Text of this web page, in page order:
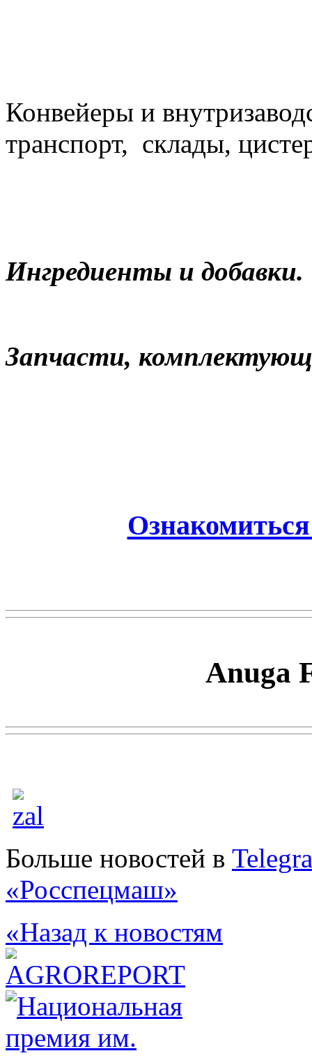
Конвейеры и
транспорт, склады,
Ингредиенты и добавки.
Запчасти,
Anuga
Больше новостей в
«Росспецмаш»
«Назад к новостям